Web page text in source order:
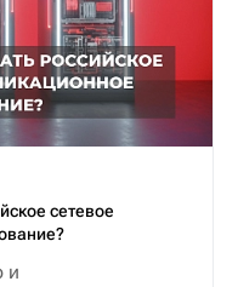
сетевое
и